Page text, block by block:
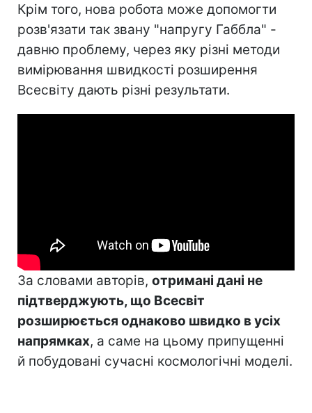
Крім того, нова робота може допомогти
розв'язати так звану "напругу Габбла" -
давню проблему, через яку різні методи
вимірювання швидкості розширення
Всесвіту дають різні результати.
За словами авторів, отримані дані не
підтверджують, що Всесвіт
розширюється однаково швидко в усіх
напрямках, а саме на цьому припущенні
й побудовані сучасні космологічні моделі.